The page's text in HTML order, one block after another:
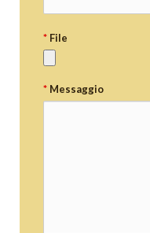
* File
* Messaggio